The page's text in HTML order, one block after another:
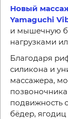
Новый
Yamaguchi
и мышечную
нагрузками
Благодаря
силикона и
массажера,
подвижность
бёдер, ягодиц